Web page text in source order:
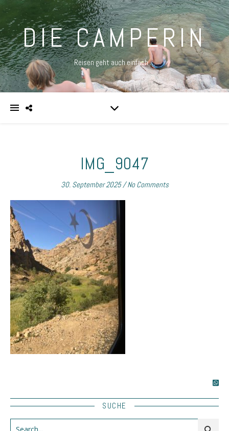
DIE CAMPERIN
Reisen geht auch einfach …
IMG_9047
30. September 2025/ No Comments
SUCHE